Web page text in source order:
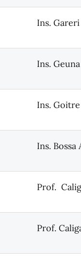
Ins.
Ins.
Ins.
Ins. Bossa
Prof.
Prof.